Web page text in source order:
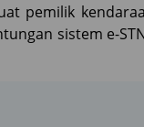
pemilik
sistem e-